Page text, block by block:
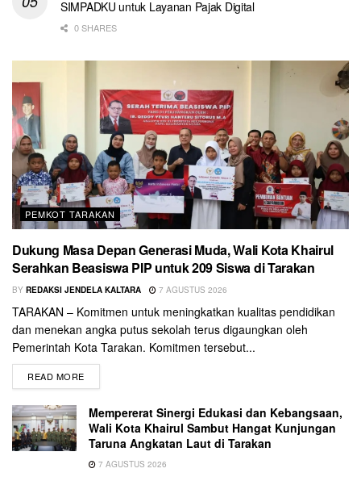
SIMPADKU untuk Layanan Pajak Digital
0 SHARES
PEMKOT TARAKAN
Dukung Masa Depan Generasi Muda, Wali Kota Khairul
Serahkan Beasiswa PIP untuk 209 Siswa di Tarakan
BY REDAKSI JENDELA KALTARA 7 AGUSTUS 2026
TARAKAN – Komitmen untuk meningkatkan kualitas pendidikan
dan menekan angka putus sekolah terus digaungkan oleh
Pemerintah Kota Tarakan. Komitmen tersebut...
READ MORE
Mempererat Sinergi Edukasi dan Kebangsaan,
Wali Kota Khairul Sambut Hangat Kunjungan
Taruna Angkatan Laut di Tarakan
7 AGUSTUS 2026